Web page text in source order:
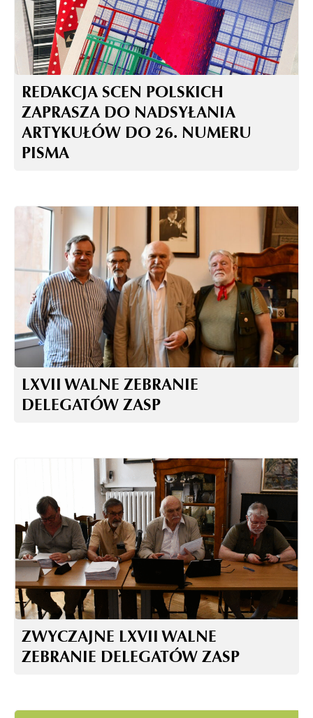
REDAKCJA SCEN POLSKICH
ZAPRASZA DO NADSYŁANIA
ARTYKUŁÓW DO 26. NUMERU
PISMA
LXVII WALNE ZEBRANIE
DELEGATÓW ZASP
ZWYCZAJNE LXVII WALNE
ZEBRANIE DELEGATÓW ZASP